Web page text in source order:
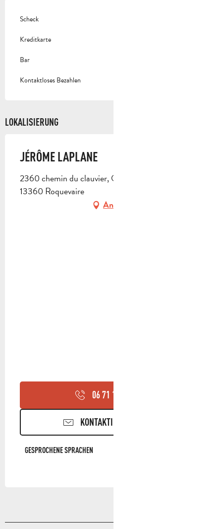
Scheck
Kreditkarte
Bar
Kontaktloses Bezahlen
LOKALISIERUNG
JÉRÔME LAPLANE
2360 chemin du clauvier, Quartier la Dorgale,
13360 Roquevaire
Anfahrt
06 71 11 29
KONTAKTIEREN SIE UNS
GESPROCHENE SPRACHEN
GESPROCHENE SPRACHEN